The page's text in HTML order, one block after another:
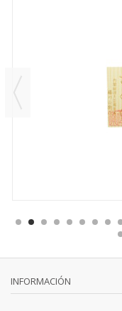
INFORMACIÓN